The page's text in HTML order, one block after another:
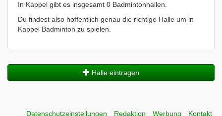
In Kappel gibt es insgesamt 0 Badmintonhallen.
Du findest also hoffentlich genau die richtige Halle um in
Kappel Badminton zu spielen.
Halle eintragen
Datenschutzeinstellungen Redaktion Werbung Kontakt